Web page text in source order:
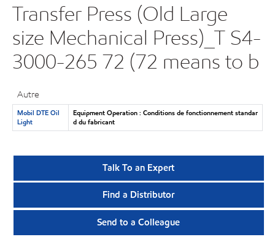
Transfer Press (Old Large
size Mechanical Press)_T S4-
3000-265 72 (72 means to b
Autre
Mobil DTE Oil
Light
Equipment Operation : Conditions de fonctionnement standar
d du fabricant
Talk To an Expert
Find a Distributor
Send to a Colleague